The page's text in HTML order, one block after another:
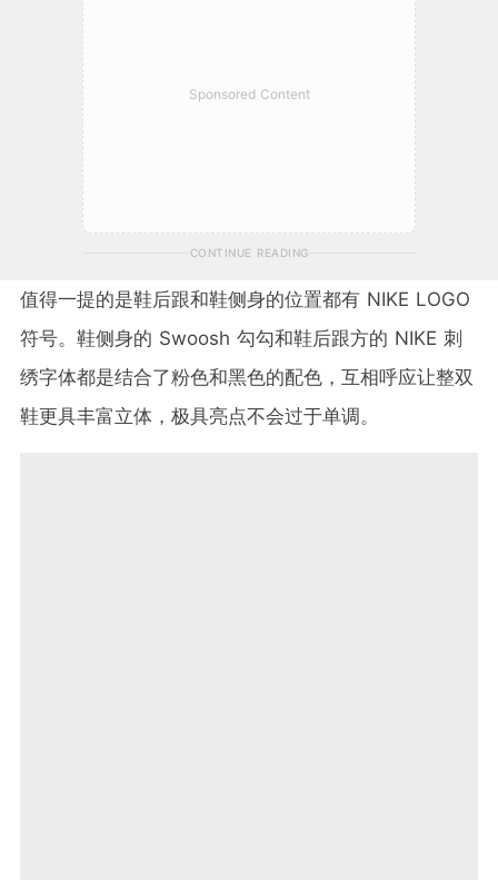
Sponsored Content
CONTINUE READING
值得一提的是鞋后跟和鞋侧身的位置都有 NIKE LOGO
符号。鞋侧身的 Swoosh 勾勾和鞋后跟方的 NIKE 刺
绣字体都是结合了粉色和黑色的配色，互相呼应让整双
鞋更具丰富立体，极具亮点不会过于单调。